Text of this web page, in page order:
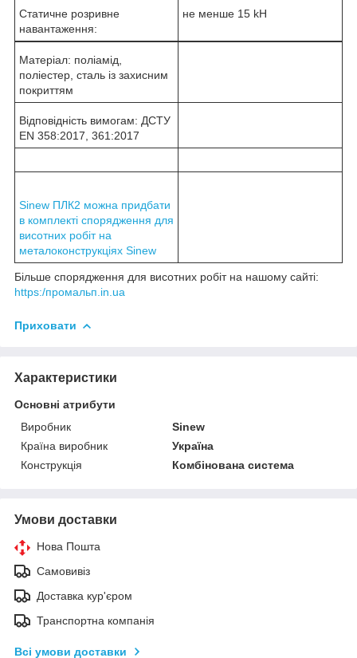
Статичне розривне
навантаження:
не менше 15 kH
Матеріал: поліамід,
поліестер, сталь із захисним
покриттям
Відповідність вимогам: ДСТУ
EN 358:2017, 361:2017
Sinew ПЛК2 можна придбати
в комплекті спорядження для
висотних робіт на
металоконструкціях Sinew
Більше спорядження для висотних робіт на нашому сайті:
https:/промальп.in.ua
Приховати
Характеристики
Основні атрибути
Виробник
Sinew
Країна виробник
Україна
Конструкція
Комбінована система
Умови доставки
Нова Пошта
Самовивіз
Доставка кур'єром
Транспортна компанія
Всі умови доставки